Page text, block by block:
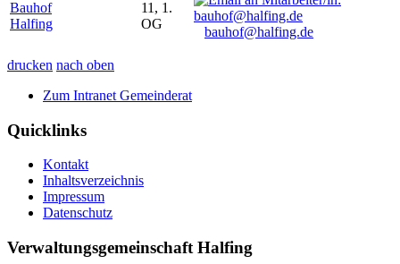
Bauhof
Halfing
11, 1.
OG
bauhof@halfing.de
drucken nach oben
Zum Intranet Gemeinderat
Quicklinks
Kontakt
Inhaltsverzeichnis
Impressum
Datenschutz
Verwaltungsgemeinschaft Halfing